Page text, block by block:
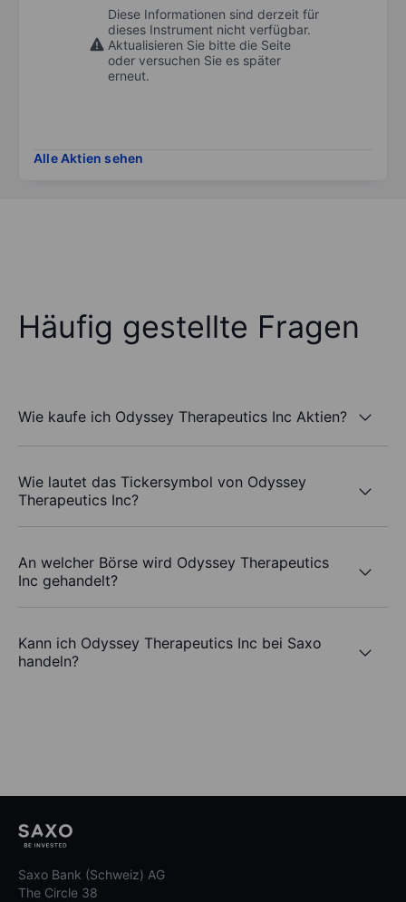
Diese Informationen sind derzeit für
dieses Instrument nicht verfügbar.
Aktualisieren Sie bitte die Seite
oder versuchen Sie es später
erneut.
Alle Aktien sehen
Häufig gestellte Fragen
Wie kaufe ich Odyssey Therapeutics Inc Aktien?
Wie lautet das Tickersymbol von Odyssey
Therapeutics Inc?
An welcher Börse wird Odyssey Therapeutics
Inc gehandelt?
Kann ich Odyssey Therapeutics Inc bei Saxo
handeln?
Saxo Bank (Schweiz) AG
The Circle 38